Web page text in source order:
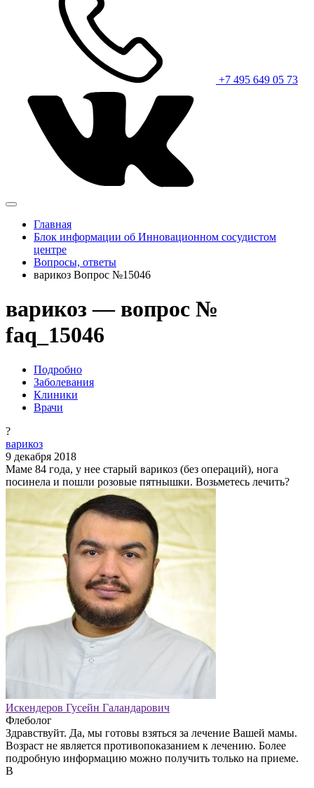
+7 495 649 05 73
Главная
Блок информации об Инновационном сосудистом
центре
Вопросы, ответы
варикоз Вопрос №15046
варикоз — вопрос №
faq_15046
Подробно
Заболевания
Клиники
Врачи
?
варикоз
9 декабря 2018
Маме 84 года, у нее старый варикоз (без операций), нога
посинела и пошли розовые пятнышки. Возьметесь лечить?
Искендеров Гусейн Галандарович
Флеболог
Здравствуйт. Да, мы готовы взяться за лечение Вашей мамы.
Возраст не является противопоказанием к лечению. Более
подробную информацию можно получить только на приеме.
В